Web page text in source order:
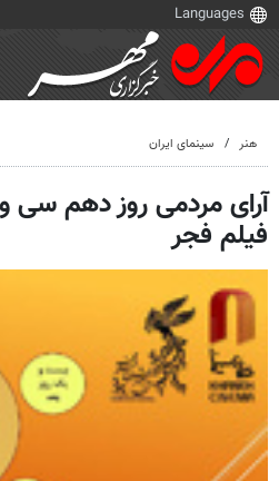
هنر سینمای ایران
آرای مردمی روز دهم سی
فیلم فجر